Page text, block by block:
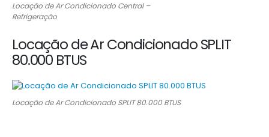
Locação de Ar Condicionado Central –
Refrigeração
Locação de Ar Condicionado SPLIT
80.000 BTUS
Locação de Ar Condicionado SPLIT 80.000 BTUS